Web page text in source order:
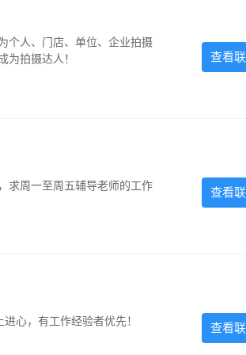
个人、门店、单位、企业拍摄
为拍摄达人！
查看
求周一至周五辅导老师的工作 查看
心，有工作经验者优先！ 查看